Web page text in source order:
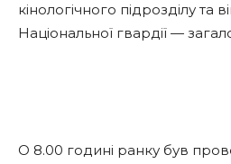
кінологічного підрозділу та
Національної гвардії —
О 8.00 годині ранку був